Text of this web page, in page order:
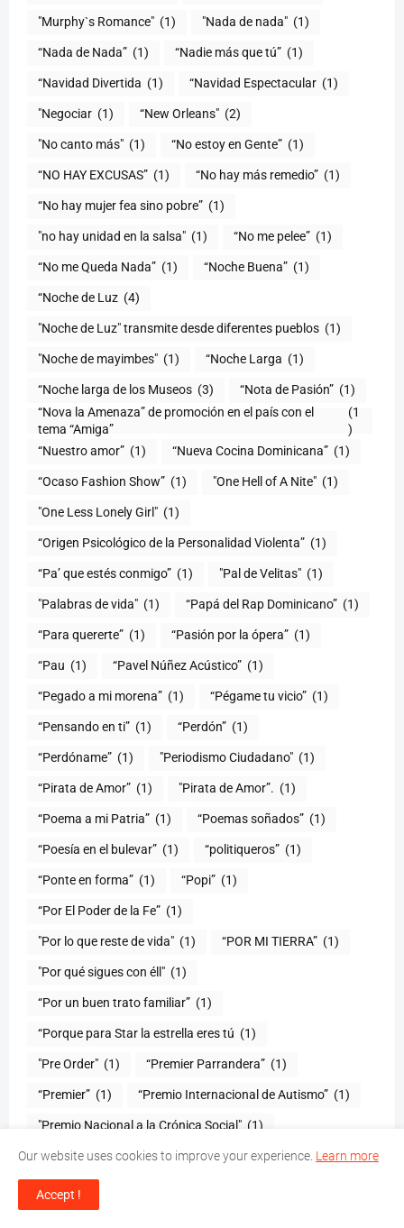
"Murphy`s Romance" (1) "Nada de nada" (1)
“Nada de Nada” (1) “Nadie más que tú” (1)
“Navidad Divertida (1) “Navidad Espectacular (1)
"Negociar (1) “New Orleans" (2)
"No canto más" (1) “No estoy en Gente” (1)
“NO HAY EXCUSAS” (1) “No hay más remedio” (1)
“No hay mujer fea sino pobre” (1)
"no hay unidad en la salsa" (1) (1)
“No me Queda Nada” (1) “Noche Buena” (1)
“Noche de Luz (4)
"Noche de Luz" transmite desde diferentes pueblos (1)
(1) “Noche Larga (1)
“Noche larga de los Museos (3)
(1)
“Nova la Amenaza” de promoción en el país con el
tema “Amiga”
(1
)
“Nuestro amor” (1) “Nueva Cocina Dominicana” (1)
“Ocaso Fashion Show” (1) "One Hell of A Nite" (1)
"One Less Lonely Girl" (1)
“Origen Psicológico de la Personalidad Violenta” (1)
“Pa’ que estés conmigo” (1) "Pal de Velitas" (1)
"Palabras de vida" (1) “Papá del Rap Dominicano” (1)
“Para quererte” (1) “Pasión por la ópera” (1)
“Pau (1) “Pavel Núñez Acústico” (1)
“Pegado a mi morena” (1) “Pégame tu vicio” (1)
“Pensando en ti” (1) “Perdón” (1)
“Perdóname” (1) "Periodismo Ciudadano" (1)
“Pirata de Amor” (1) "Pirata de Amor”. (1)
“Poema a mi Patria” (1) “Poemas soñados” (1)
“Poesía en el bulevar” (1) “politiqueros” (1)
“Ponte en forma” (1) “Popi” (1)
“Por El Poder de la Fe” (1)
"Por lo que reste de vida" (1) “POR MI TIERRA” (1)
"Por qué sigues con éll" (1)
“Por un buen trato familiar” (1)
“Porque para Star la estrella eres tú (1)
(1) “Premier Parrandera” (1)
“Premier” (1) “Premio Internacional de Autismo” (1)
"Premio Nacional a la Crónica Social" (1)
“Premio Nacional a la Excelencia Juvenil Profesor
Juan Bosch”
)
"Presente y futuro de los arrecifes coralinos del Caribe:
Our website uses cookies to improve your experience. Learn more
Accept !